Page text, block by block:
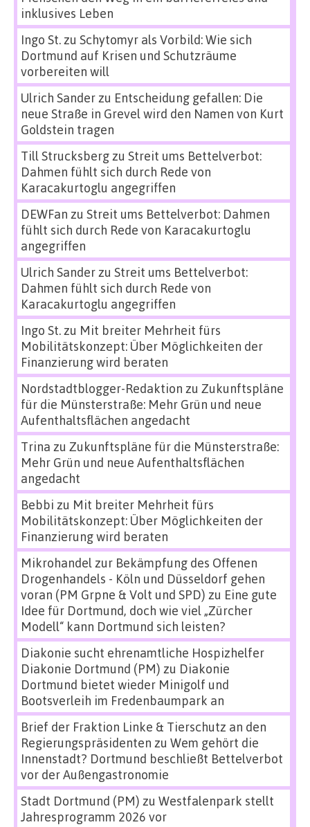
inklusives Leben
Ingo St.zu Schytomyr als Vorbild: Wie sich
Dortmund auf Krisen und Schutzräume
vorbereiten will
Ulrich Sanderzu Entscheidung gefallen: Die
neue Straße in Grevel wird den Namen von Kurt
Goldstein tragen
Till Strucksbergzu Streit ums Bettelverbot:
Dahmen fühlt sich durch Rede von
Karacakurtoglu angegriffen
DEWFan zu Streit ums Bettelverbot: Dahmen
fühlt sich durch Rede von Karacakurtoglu
angegriffen
Ulrich Sanderzu Streit ums Bettelverbot:
Dahmen fühlt sich durch Rede von
Karacakurtoglu angegriffen
Ingo St.zu Mit breiter Mehrheit fürs
Mobilitätskonzept: Über Möglichkeiten der
Finanzierung wird beraten
Nordstadtblogger-Redaktion zu Zukunftspläne
für die Münsterstraße: Mehr Grün und neue
Aufenthaltsflächen angedacht
Trina zu Zukunftspläne für die Münsterstraße:
Mehr Grün und neue Aufenthaltsflächen
angedacht
Bebbi zu Mit breiter Mehrheit fürs
Mobilitätskonzept: Über Möglichkeiten der
Finanzierung wird beraten
Mikrohandel zur Bekämpfung des Offenen
Drogenhandels - Köln und Düsseldorf gehen
voran (PM Grpne & Volt und SPD) zu Eine gute
Idee für Dortmund, doch wie viel „Zürcher
Modell“ kann Dortmund sich leisten?
Diakonie sucht ehrenamtliche Hospizhelfer
Diakonie Dortmund (PM) zu Diakonie
Dortmund bietet wieder Minigolf und
Bootsverleih im Fredenbaumpark an
Brief der Fraktion Linke & Tierschutz an den
Regierungspräsidenten zu Wem gehört die
Innenstadt? Dortmund beschließt Bettelverbot
vor der Außengastronomie
Stadt Dortmund (PM) zu Westfalenpark stellt
Jahresprogramm 2026 vor